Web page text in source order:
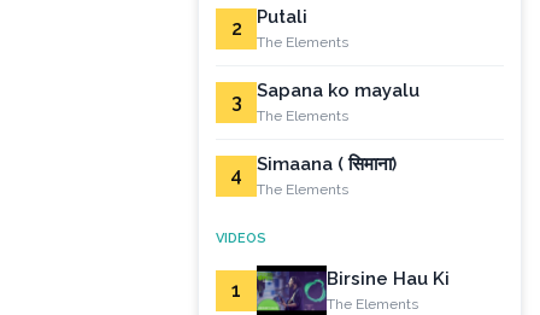
2 Putali
The Elements
3 Sapana ko mayalu
The Elements
4 Simaana ( सिमाना)
The Elements
VIDEOS
1 Birsine Hau Ki
The Elements